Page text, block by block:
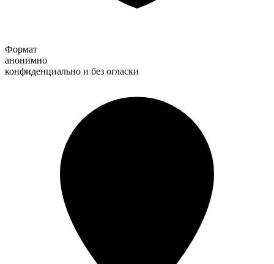
Формат
анонимно
конфиденциально и без огласки